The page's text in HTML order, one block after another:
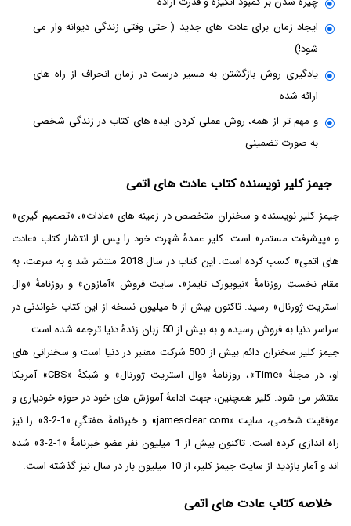
ایجاد زمان برای عادت های جدید ( حتی وقتی زندگی دیوانه وار می
شود!)
یادگیری روش بازگشتن به مسیر درست در زمان انحراف از راه های
ارائه شده
و مهم تر از همه، روش عملی کردن ایده های کتاب در زندگی شخصی
به صورت تضمینی
جیمز کلیر نویسنده کتاب عادت های اتمی
جیمز کلیر نویسنده و سخنرانِ متخصص در زمینه های «عادات»، «تصمیم گیری»
و «پیشرفت مستمر» است. کلیر عمدۀ شهرت خود را پس از انتشار کتاب «عادت
های اتمی» کسب کرده است. این کتاب در سال 2018 منتشر شد و به سرعت، به
مقام نخستِ روزنامۀ «نیویورک تایمز»، سایت فروش «آمازون» و روزنامۀ «وال
استریت ژورنال» رسید. تاکنون بیش از 5 میلیون نسخه از این کتاب خواندنی در
سراسر دنیا به فروش رسیده و به بیش از 50 زبان زندۀ دنیا ترجمه شده است.
جیمز کلیر سخنران دائم بیش از 500 شرکت معتبر در دنیا است و سخنرانی های
او، در مجلۀ «Time»، روزنامۀ «وال استریت ژورنال» و شبکۀ «CBS» آمریکا
منتشر می شود. کلیر همچنین، جهت ادامۀ آموزش های خود در حوزه خودیاری و
موفقیت شخصی، سایت «jamesclear.com» و خبرنامۀ هفتگیِ «1-2-3» را نیز
راه اندازی کرده است. تاکنون بیش از 1 میلیون نفر عضو خبرنامۀ «1-2-3» شده
اند و آمار بازدید از سایت جیمز کلیر، از 10 میلیون بار در سال نیز گذشته است.
خلاصه کتاب عادت های اتمی